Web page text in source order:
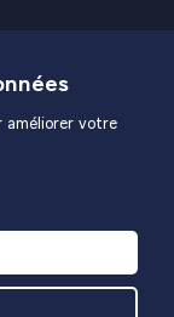
améliorer votre